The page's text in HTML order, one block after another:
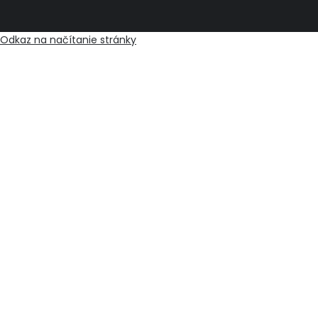
Odkaz na načítanie stránky